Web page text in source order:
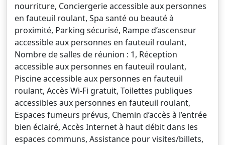
nourriture, Conciergerie accessible aux personnes
en fauteuil roulant, Spa santé ou beauté à
proximité, Parking sécurisé, Rampe d’ascenseur
accessible aux personnes en fauteuil roulant,
Nombre de salles de réunion : 1, Réception
accessible aux personnes en fauteuil roulant,
Piscine accessible aux personnes en fauteuil
roulant, Accès Wi-Fi gratuit, Toilettes publiques
accessibles aux personnes en fauteuil roulant,
Espaces fumeurs prévus, Chemin d’accès à l’entrée
bien éclairé, Accès Internet à haut débit dans les
espaces communs, Assistance pour visites/billets,